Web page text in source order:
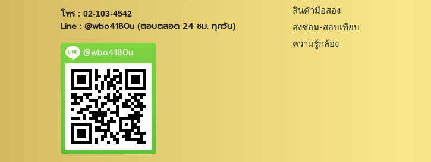
โทร : 02-103-4542
Line : @wbo4180u (ตอบตลอด 24 ชม. ทุกวัน)
@wbo4180u
สินค้ามือสอง
ส่งซ่อม-สอบเทียบ
ความรู้กล้อง